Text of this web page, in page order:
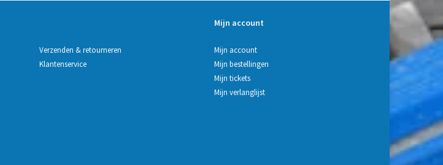
Verzenden & retourneren
Klantenservice
Mijn account
Mijn account
Mijn bestellingen
Mijn tickets
Mijn verlanglijst